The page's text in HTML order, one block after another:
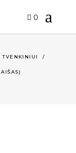
0
TVENKINIUI /